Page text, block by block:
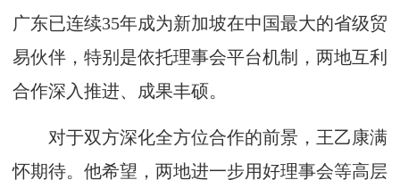
广东已连续35年成为新加坡在中国最大的省级贸
易伙伴，特别是依托理事会平台机制，两地互利
合作深入推进、成果丰硕。
对于双方深化全方位合作的前景，王乙康满
怀期待。他希望，两地进一步用好理事会等高层